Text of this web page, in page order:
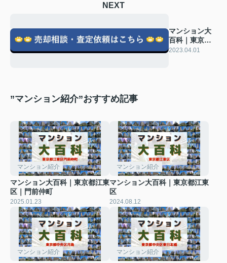
NEXT
マンション大
百科｜東京都
中央区｜明石
2023.04.01
”マンション紹介”おすすめ記事
マンション紹介
マンション大百科｜東京都江東
区｜門前仲町
2025.01.23
マンション紹介
マンション大百科｜東京都江東
区
2024.08.12
マンション紹介 マンション紹介